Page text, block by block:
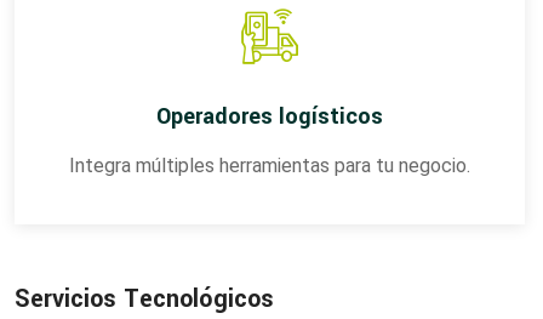
Operadores logísticos
Integra múltiples herramientas para tu negocio.
Servicios Tecnológicos